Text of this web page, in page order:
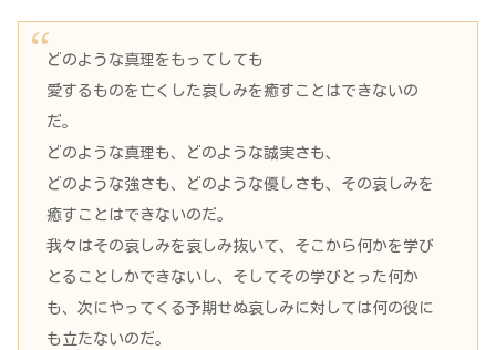
どのような真理をもってしても
愛するものを亡くした哀しみを癒すことはできないの
だ。
どのような真理も、どのような誠実さも、
どのような強さも、どのような優しさも、その哀しみを
癒すことはできないのだ。
我々はその哀しみを哀しみ抜いて、そこから何かを学び
とることしかできないし、そしてその学びとった何か
も、次にやってくる予期せぬ哀しみに対しては何の役に
も立たないのだ。